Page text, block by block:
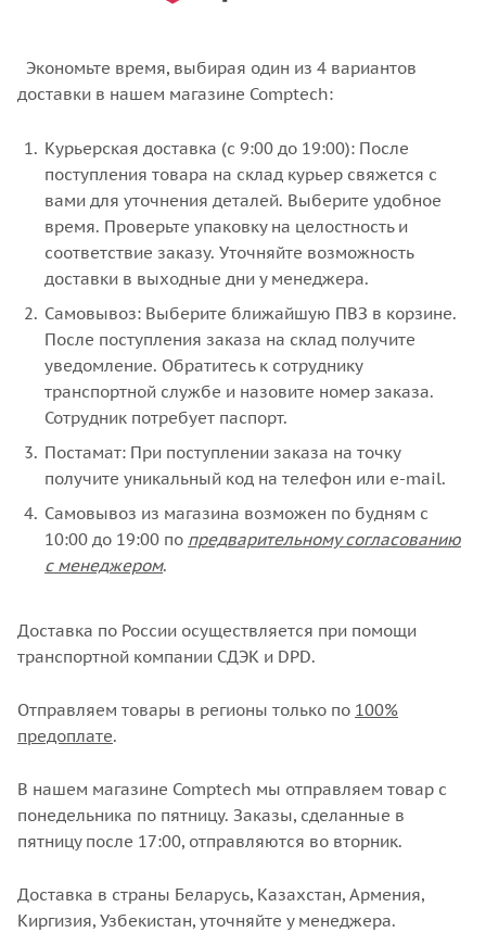
Экономьте время, выбирая один из 4 вариантов
доставки в нашем магазине Comptech:
Курьерская доставка (с 9:00 до 19:00): После
поступления товара на склад курьер свяжется с
вами для уточнения деталей. Выберите удобное
время. Проверьте упаковку на целостность и
соответствие заказу. Уточняйте возможность
доставки в выходные дни у менеджера.
Самовывоз: Выберите ближайшую ПВЗ в корзине.
После поступления заказа на склад получите
уведомление. Обратитесь к сотруднику
транспортной службе и назовите номер заказа.
Сотрудник потребует паспорт.
Постамат: При поступлении заказа на точку
получите уникальный код на телефон или e-mail.
Самовывоз из магазина возможен по будням с
10:00 до 19:00 по предварительному согласованию
с менеджером.
Доставка по России осуществляется при помощи
транспортной компании СДЭК и DPD.
Отправляем товары в регионы только по 100%
предоплате.
В нашем магазине Comptech мы отправляем товар с
понедельника по пятницу. Заказы, сделанные в
пятницу после 17:00, отправляются во вторник.
Доставка в страны Беларусь, Казахстан, Армения,
Киргизия, Узбекистан, уточняйте у менеджера.